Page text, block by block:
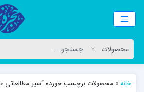
خانه» محصولات برچسب خورده “سیر مطالعاتی